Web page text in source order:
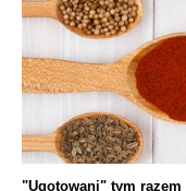
"Ugotowani" tym razem